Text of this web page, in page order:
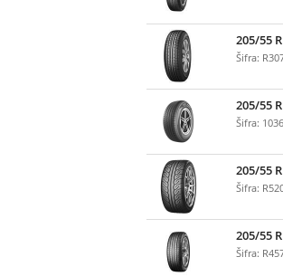
205/55
Šifra:
205/55
Šifra:
205/55
Šifra:
205/55
Šifra: